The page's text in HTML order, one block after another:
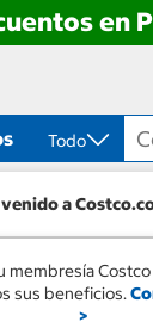
en
Todo
a
membresía Costco
sus beneficios.
>